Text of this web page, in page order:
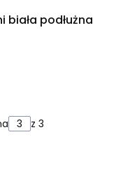
biała podłużna
strony z
z 3